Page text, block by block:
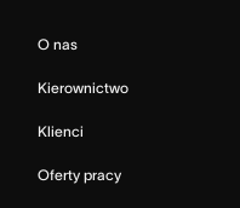
O nas
Kierownictwo
Klienci
Oferty pracy